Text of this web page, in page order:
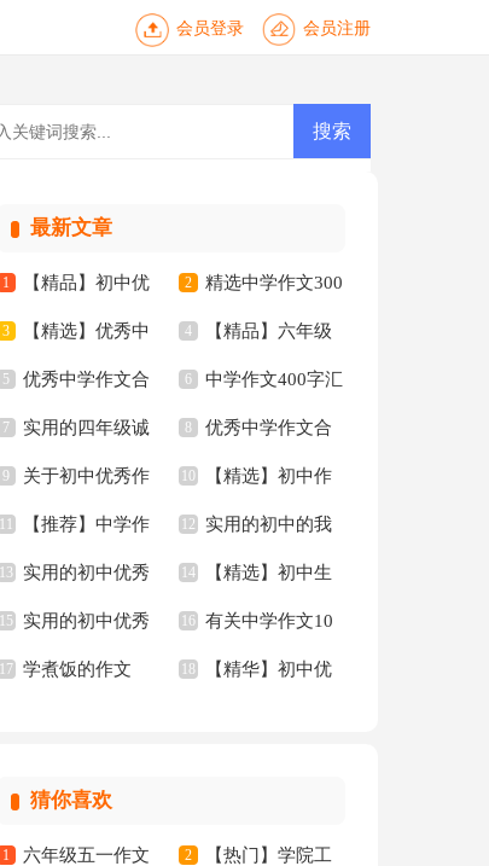
会员登录 会员注册
最新文章
1 【精品】初中优
秀作文三篇
2 精选中学作文300
字五篇
3 【精选】优秀中
学作文合集8篇
4 【精品】六年级
年的作文300字汇总9
篇
5 优秀中学作文合
集四篇
6 中学作文400字汇
编八篇
7 实用的四年级诚
信的作文300字合集
十篇
8 优秀中学作文合
集九篇
9 关于初中优秀作
文4篇
10 【精选】初中作
文集合八篇
11 【推荐】中学作
文300字九篇
12 实用的初中的我
作文3篇
13 实用的初中优秀
作文6篇
14 【精选】初中生
作文集合8篇
15 实用的初中优秀
作文10篇
16 有关中学作文10
篇
17 学煮饭的作文 18 【精华】初中优
猜你喜欢
1 六年级五一作文 2 【热门】学院工